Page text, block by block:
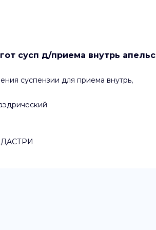
сусп д/приема внутрь апельс
суспензии для приема внутрь,